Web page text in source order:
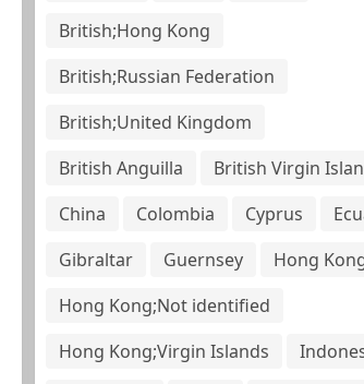
British;Hong Kong
British;Russian Federation
British;United Kingdom
British Anguilla
British Virgin
China
Colombia Cyprus
Gibraltar
Guernsey
Hong
Hong Kong;Not identified
Hong Kong;Virgin Islands